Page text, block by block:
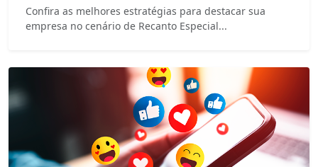
Confira as melhores estratégias para destacar sua
empresa no cenário de Recanto Especial...